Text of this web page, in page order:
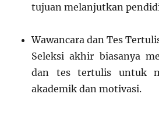
tujuan melanjutkan
Wawancara dan Tes
Seleksi akhir biasanya
dan tes tertulis untuk
akademik dan motivasi.